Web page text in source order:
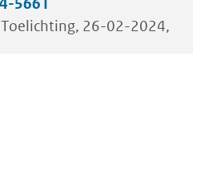
Toelichting 26-02-2024